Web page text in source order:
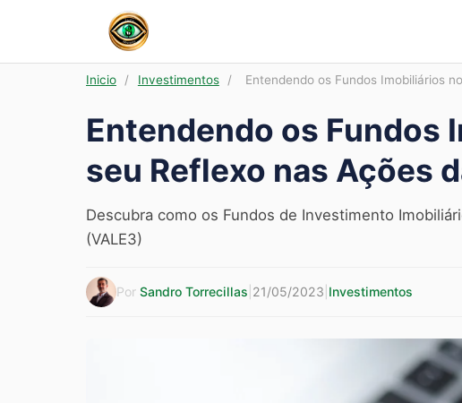
Inicio / Investimentos / Entendendo os Fundos Imobiliários
Entendendo os Fundos
seu Reflexo nas Ações
Descubra como os Fundos de Investimento
(VALE3)
Por Sandro Torrecillas 21/05/2023 Investimentos